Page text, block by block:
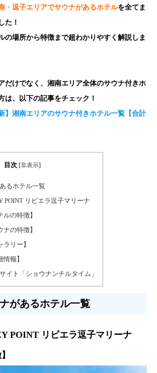
・逗子エリアでサウナがあるホテルを全てま
た！
の場所から特徴まで超わかりやすく解説しま
だけでなく、湘南エリア全体のサウナ付きホ
は、以下の記事をチェック！
新】湘南エリアのサウナ付きホテル一覧【合計
目次 [非表示]
るホテル一覧
POINT リビエラ逗子マリーナ
の特徴】
の特徴】
リー】
報】
イト「ショウナンチルタイム」
があるホテル一覧
POINT リビエラ逗子マリーナ